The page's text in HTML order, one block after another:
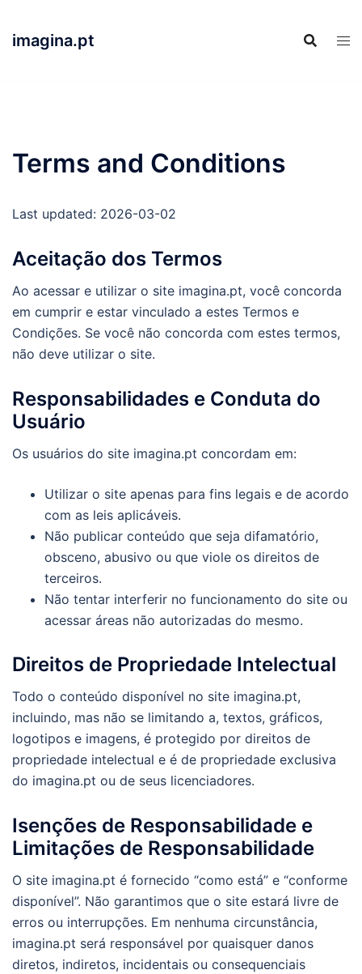
content
imagina.pt
Terms and Conditions
Last updated: 2026-03-02
Aceitação dos Termos
Ao acessar e utilizar o site imagina.pt, você concorda
em cumprir e estar vinculado a estes Termos e
Condições. Se você não concorda com estes termos,
não deve utilizar o site.
Responsabilidades e Conduta do
Usuário
Os usuários do site imagina.pt concordam em:
Utilizar o site apenas para fins legais e de acordo
com as leis aplicáveis.
Não publicar conteúdo que seja difamatório,
obsceno, abusivo ou que viole os direitos de
terceiros.
Não tentar interferir no funcionamento do site ou
acessar áreas não autorizadas do mesmo.
Direitos de Propriedade Intelectual
Todo o conteúdo disponível no site imagina.pt,
incluindo, mas não se limitando a, textos, gráficos,
logotipos e imagens, é protegido por direitos de
propriedade intelectual e é de propriedade exclusiva
do imagina.pt ou de seus licenciadores.
Isenções de Responsabilidade e
Limitações de Responsabilidade
O site imagina.pt é fornecido “como está” e “conforme
disponível”. Não garantimos que o site estará livre de
erros ou interrupções. Em nenhuma circunstância,
imagina.pt será responsável por quaisquer danos
diretos, indiretos, incidentais ou consequenciais